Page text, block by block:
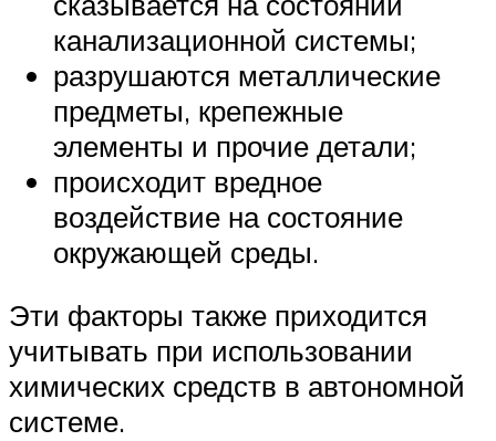
канализационной системы;
разрушаются металлические
предметы, крепежные
элементы и прочие детали;
происходит вредное
воздействие на состояние
окружающей среды.
Эти факторы также приходится
учитывать при использовании
химических средств в автономной
системе.